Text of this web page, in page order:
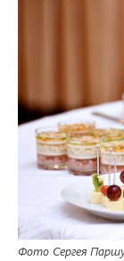
Фото Сергея